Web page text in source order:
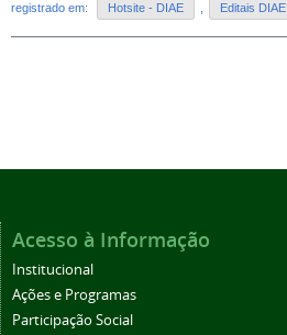
registrado em: Hotsite - DIAE Editais DIAE
Acesso à Informação
Institucional
Ações e Programas
Participação Social